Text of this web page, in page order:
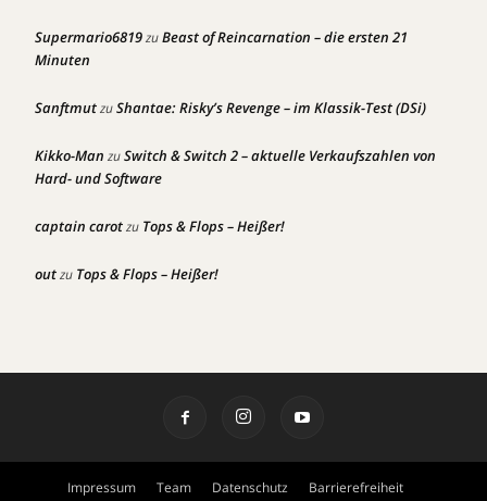
Supermario6819zuBeast of Reincarnation – die ersten 21
Minuten
SanftmutzuShantae: Risky’s Revenge – im Klassik-Test (DSi)
Kikko-Man zuSwitch & Switch 2 – aktuelle Verkaufszahlen von
Hard- und Software
captain carotzu Tops & Flops – Heißer!
outzu Tops & Flops – Heißer!
Impressum Team Datenschutz Barrierefreiheit